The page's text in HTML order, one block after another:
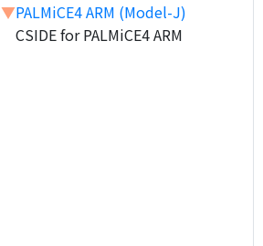
▼PALMiCE4 ARM (Model-J)
CSIDE for PALMiCE4 ARM